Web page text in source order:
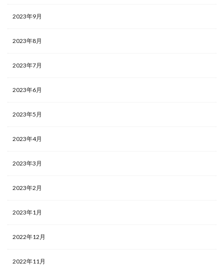
2023年9月
2023年8月
2023年7月
2023年6月
2023年5月
2023年4月
2023年3月
2023年2月
2023年1月
2022年12月
2022年11月